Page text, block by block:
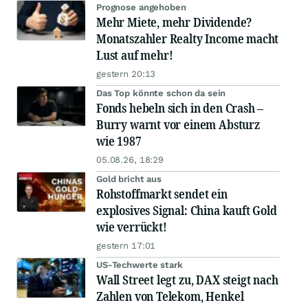
Prognose angehoben
Mehr Miete, mehr Dividende?
Monatszahler Realty Income macht
Lust auf mehr!
gestern 20:13
Das Top könnte schon da sein
Fonds hebeln sich in den Crash –
Burry warnt vor einem Absturz
wie 1987
05.08.26, 18:29
Gold bricht aus
Rohstoffmarkt sendet ein
explosives Signal: China kauft Gold
wie verrückt!
gestern 17:01
US-Techwerte stark
Wall Street legt zu, DAX steigt nach
Zahlen von Telekom, Henkel